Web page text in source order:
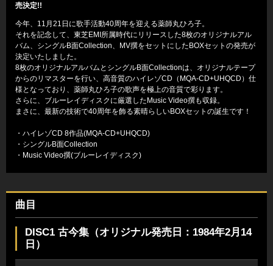
売決定!!
今年、11月21日に歌手活動40周年を迎える薬師丸ひろ子。
それを記念して、東芝EMI所属時代にリリースした8枚のオリジナルアル
バム、シングルB面Collection、MV撰をセットにしたBOXセットの発売が
決定いたしました。
8枚のオリジナルアルバムとシングルB面Collectionは、オリジナルテープ
からのリマスターを行い、高音質のハイレゾCD（MQA-CD+UHQCD）仕
様となっており、薬師丸ひろ子の歌声を極上の音質で彩ります。
さらに、ブルーレイディスクに厳選したMusic Video撰も収録。
まさに、最新の技術で40周年を飾る素晴らしいBOXセットの誕生です！
・ハイレゾCD 8作品(MQA-CD+UHQCD)
・シングルB面Collection
・Music Video撰(ブルーレイディスク)
曲目
DISC1 古今集（オリジナル発売日：1984年2月14
日）